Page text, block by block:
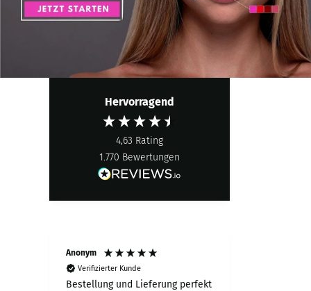
Hervorragend
4,63 Rating
1.770 Bewertungen
Anonym
Verifizierter Kunde
Bestellung und Lieferung perfekt